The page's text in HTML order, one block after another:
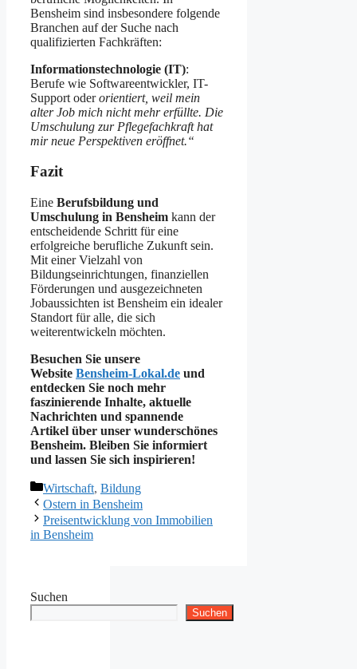
Bensheim sind insbesondere folgende
Branchen auf der Suche nach
qualifizierten Fachkräften:​
Informationstechnologie (IT):
Berufe wie Softwareentwickler, IT-
Support oderorientiert, weil mein
alter Job mich nicht mehr erfüllte. Die
Umschulung zur Pflegefachkraft hat
mir neue Perspektiven eröffnet.“
Fazit
Eine Berufsbildung und
Umschulung in Bensheim kann der
entscheidende Schritt für eine
erfolgreiche berufliche Zukunft sein.
Mit einer Vielzahl von
Bildungseinrichtungen, finanziellen
Förderungen und ausgezeichneten
Jobaussichten ist Bensheim ein idealer
Standort für alle, die sich
weiterentwickeln möchten.
Besuchen Sie unsere
Website Bensheim-Lokal.de und
entdecken Sie noch mehr
faszinierende Inhalte, aktuelle
Nachrichten und spannende
Artikel über unser wunderschönes
Bensheim. Bleiben Sie informiert
und lassen Sie sich inspirieren!
Kategorien
Wirtschaft, Bildung
Ostern in Bensheim
Preisentwicklung von Immobilien
in Bensheim
Suchen
Suchen